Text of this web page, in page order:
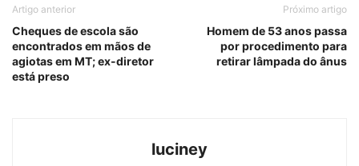
Artigo anterior
Cheques de escola são
encontrados em mãos de
agiotas em MT; ex-diretor
está preso
Próximo artigo
Homem de 53 anos passa
por procedimento para
retirar lâmpada do ânus
luciney